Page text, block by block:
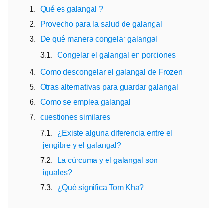
Qué es galangal ?
Provecho para la salud de galangal
De qué manera congelar galangal
Congelar el galangal en porciones
Como descongelar el galangal de Frozen
Otras alternativas para guardar galangal
Como se emplea galangal
cuestiones similares
¿Existe alguna diferencia entre el
jengibre y el galangal?
La cúrcuma y el galangal son
iguales?
¿Qué significa Tom Kha?